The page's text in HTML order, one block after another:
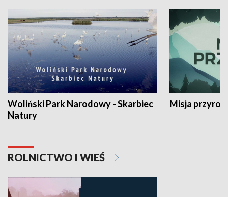
Woliński Park Narodowy - Skarbiec
Natury
Misja
ROLNICTWO I WIEŚ